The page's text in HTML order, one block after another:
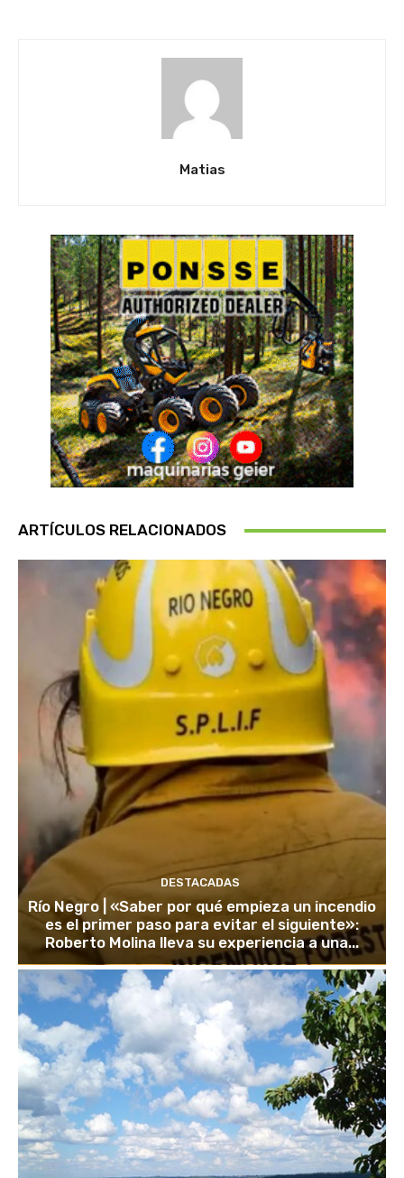
Matias
ARTÍCULOS RELACIONADOS
DESTACADAS
Río Negro | «Saber por qué empieza un incendio
es el primer paso para evitar el siguiente»:
Roberto Molina lleva su experiencia a una...